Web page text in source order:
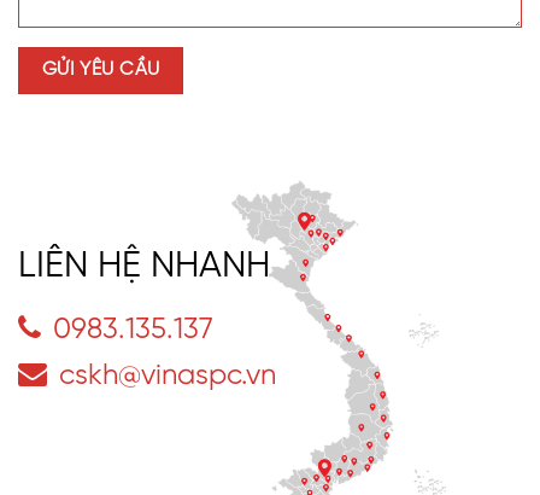
LIÊN HỆ NHANH
0983.135.137
cskh@vinaspc.vn